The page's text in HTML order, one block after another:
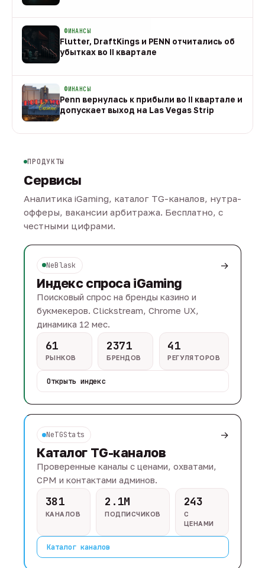
ФИНАНСЫ
Flutter, DraftKings и PENN отчитались об
убытках во II квартале
ФИНАНСЫ
Penn вернулась к прибыли во II квартале и
допускает выход на Las Vegas Strip
ПРОДУКТЫ
Сервисы
Аналитика iGaming, каталог TG-каналов, нутра-
офферы, вакансии арбитража. Бесплатно, с
честными цифрами.
NeBlask →
Индекс спроса iGaming
Поисковый спрос на бренды казино и
букмекеров. Clickstream, Chrome UX,
динамика 12 мес.
61
РЫНКОВ
2371
БРЕНДОВ
41
РЕГУЛЯТОРОВ
Открыть индекс
NeTGStats →
Каталог TG-каналов
Проверенные каналы с ценами, охватами,
CPM и контактами админов.
381
КАНАЛОВ
2.1M
ПОДПИСЧИКОВ
243
С
ЦЕНАМИ
Каталог каналов